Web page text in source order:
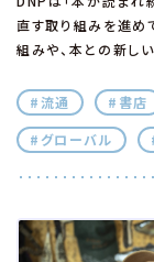
直す取り組みを進め
組みや、本との新し
本稿では、このプロ
屋・外濠書店の店
として感じた課題を
#流通 #書店
#グローバル